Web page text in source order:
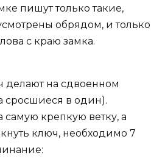
пишут только такие,
обрядом, и только
с краю замка.
делают на сдвоенном
сросшиеся в один).
самую крепкую ветку, а
ключ, необходимо 7